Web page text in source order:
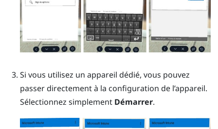
Si vous utilisez un appareil dédié, vous pouvez
passer directement à la configuration de l’appareil.
Sélectionnez simplement Démarrer.